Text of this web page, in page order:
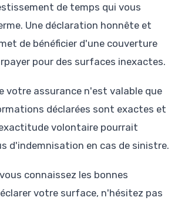
de temps qui vous
Une déclaration honnête et
de bénéficier d'une couverture
pour des surfaces inexactes.
votre assurance n'est valable que
déclarées sont exactes et
volontaire pourrait
d'indemnisation en cas de sinistre.
connaissez les bonnes
votre surface, n'hésitez pas